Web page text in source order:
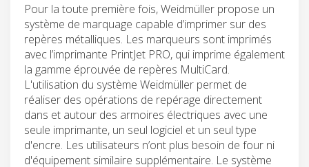
Pour la toute première fois, Weidmüller propose un
système de marquage capable d’imprimer sur des
repères métalliques. Les marqueurs sont imprimés
avec l’imprimante PrintJet PRO, qui imprime également
la gamme éprouvée de repères MultiCard.
L'utilisation du système Weidmüller permet de
réaliser des opérations de repérage directement
dans et autour des armoires électriques avec une
seule imprimante, un seul logiciel et un seul type
d'encre. Les utilisateurs n’ont plus besoin de four ni
d'équipement similaire supplémentaire. Le système